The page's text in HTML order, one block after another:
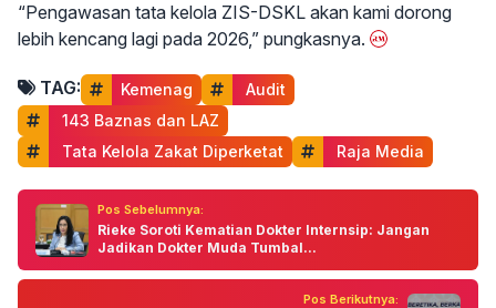
“Pengawasan tata kelola ZIS-DSKL akan kami dorong
lebih kencang lagi pada 2026,” pungkasnya.
TAG: Kemenag
Audit
143 Baznas dan LAZ
Tata Kelola Zakat Diperketat
Raja Media
Pos Sebelumnya:
Rieke Soroti Kematian Dokter Internsip: Jangan
Jadikan Dokter Muda Tumbal...
Pos Berikutnya: